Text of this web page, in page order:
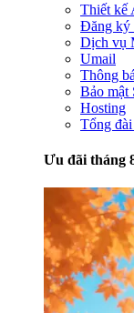
Thiết kế
Đăng ký
Dịch vụ
Umail
Thông
Bảo mật
Hosting
Tổng
Ưu đãi tháng